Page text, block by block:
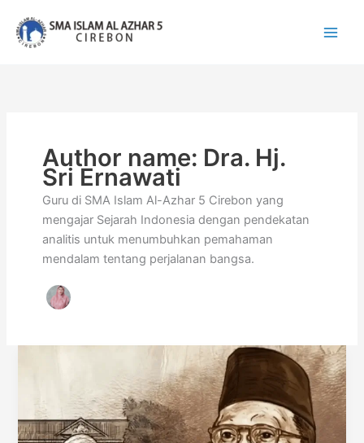
konten
Author name: Dra. Hj.
Sri Ernawati
Guru di SMA Islam Al-Azhar 5 Cirebon yang
mengajar Sejarah Indonesia dengan pendekatan
analitis untuk menumbuhkan pemahaman
mendalam tentang perjalanan bangsa.